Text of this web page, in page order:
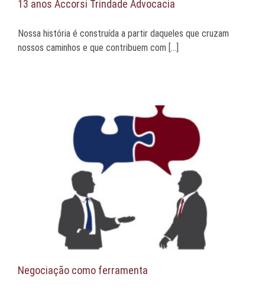
13 anos Accorsi Trindade Advocacia
Nossa história é construída a partir daqueles que cruzam
nossos caminhos e que contribuem com [...]
Negociação como ferramenta